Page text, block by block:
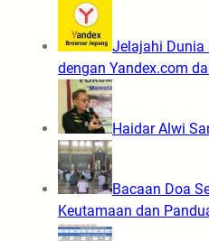
Jelajahi Dunia
dengan Yandex.com
Haidar Alwi
Bacaan Doa
Keutamaan dan